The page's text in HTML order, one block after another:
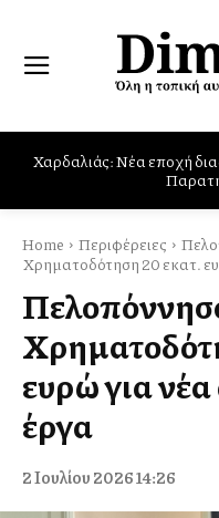
Παρών στις φωτιές στο
Home Περιφέρειες
Χρηματοδότηση 20 εκατ.
ευρώ για
έργα
2 Ιουλίου 2026 14:26